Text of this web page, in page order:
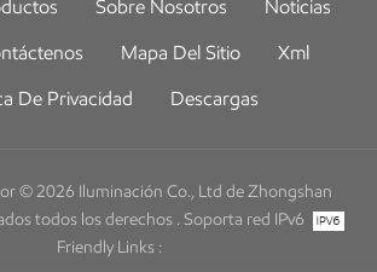
Sobre Nosotros
Noticias
Mapa Del Sitio
Xml
De Privacidad
Descargas
© 2026 Iluminación Co., Ltd de Zhongshan
todos los derechos . Soporta red IPv6
Friendly Links :